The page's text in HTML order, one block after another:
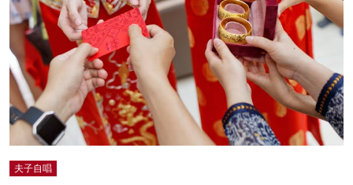
夫子自唱